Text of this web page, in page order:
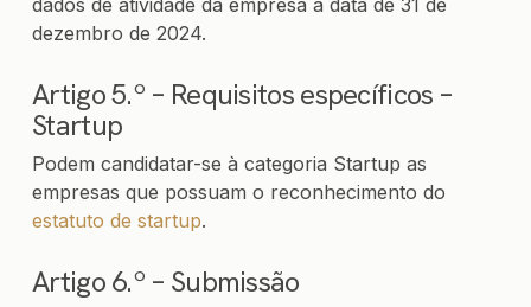
dados de atividade da empresa à data de 31 de
dezembro de 2024.
Artigo 5.º – Requisitos específicos –
Startup
Podem candidatar-se à categoria Startup as
empresas que possuam o reconhecimento do
estatuto de startup.
Artigo 6.º – Submissão